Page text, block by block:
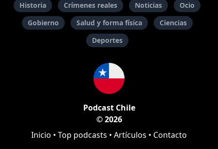
Historia
Crímenes reales Noticias
Ocio
Gobierno
Salud y forma física
Ciencias
Deportes
Podcast Chile
© 2026
Inicio • Top podcasts • Artículos • Contacto